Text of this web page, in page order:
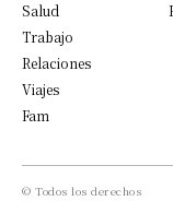
Salud
Trabajo
Relaciones
Viajes
Fam
© Todos los derechos